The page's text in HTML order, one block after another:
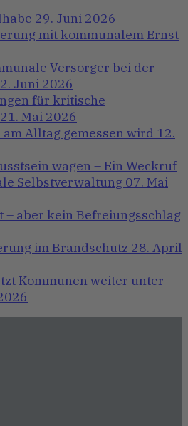
29. Juni 2026
mit kommunalem Ernst
Versorger bei der
Juni 2026
für kritische
21. Mai 2026
am Alltag gemessen wird 12.
wagen – Ein Weckruf
Selbstverwaltung 07. Mai
– aber kein Befreiungsschlag
im Brandschutz 28. April
Kommunen weiter unter